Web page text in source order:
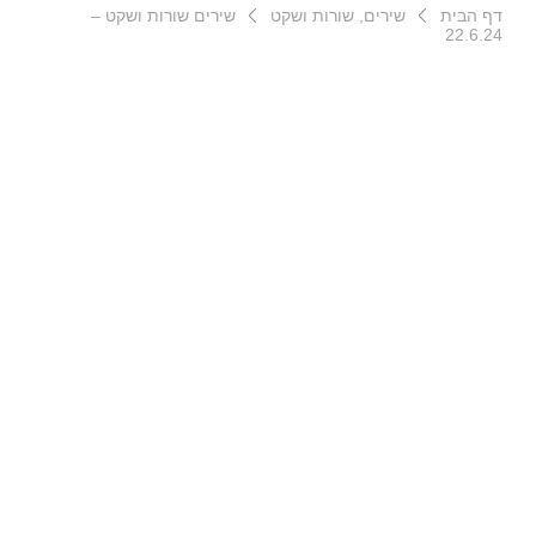
דף הבית שירים, שורות ושקט
שירים שורות ושקט –
22.6.24